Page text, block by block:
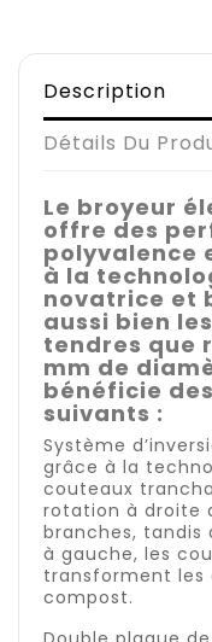
Description
Détails Du
Le broyeur
offre des
polyvalence
à la
novatrice et
aussi bien
tendres que
mm de
bénéficie
suivants :
Système
grâce à la
couteaux
rotation à droite
branches, tandis
à gauche, les
transforment les
compost.